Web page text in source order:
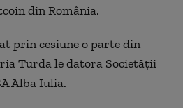
din România.
prin cesiune o parte din
Turda le datora Societății
Alba Iulia.